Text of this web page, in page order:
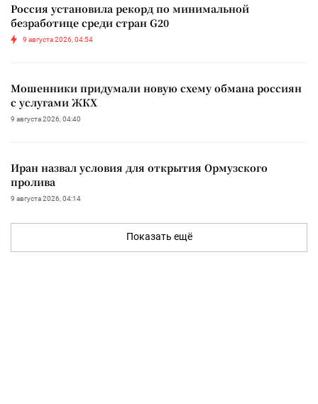
Россия установила рекорд по минимальной
безработице среди стран G20
9 августа 2026, 04:54
Мошенники придумали новую схему обмана россиян
с услугами ЖКХ
9 августа 2026, 04:40
Иран назвал условия для открытия Ормузского
пролива
9 августа 2026, 04:14
Показать ещё